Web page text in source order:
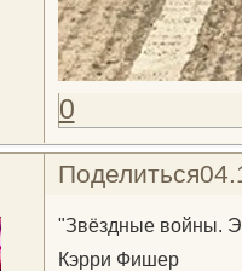
0
Поделиться
"Звёздные войны.
Кэрри Фишер